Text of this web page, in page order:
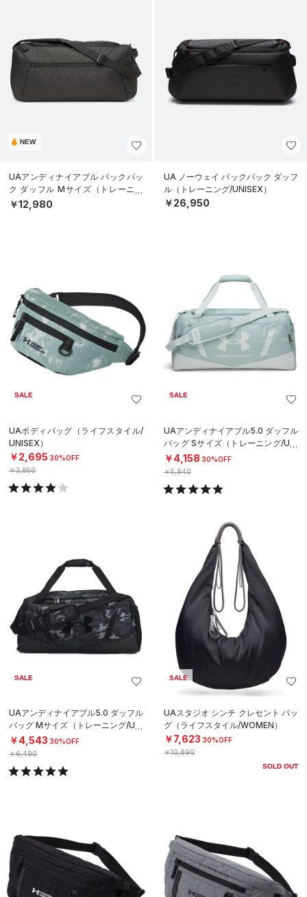
NEW
UAアンディナイアブル バックパッ
ク ダッフル Mサイズ（トレーニン
グ/UNISEX）
￥12,980
UA ノーウェイ バックパック ダッフ
ル（トレーニング/UNISEX）
￥26,950
SALE
UAボディバッグ（ライフスタイル/
UNISEX）
￥2,695 30%OFF
￥3,850
SALE
UAアンディナイアブル5.0 ダッフル
バッグ Sサイズ（トレーニング/UNI
SEX）
￥4,158 30%OFF
￥5,940
SALE
UAアンディナイアブル5.0 ダッフル
バッグ Mサイズ（トレーニング/UNI
SEX）
￥4,543 30%OFF
￥6,490
SALE
UAスタジオ シンチ クレセント バッ
グ（ライフスタイル/WOMEN）
￥7,623 30%OFF
￥10,890
SOLD OUT